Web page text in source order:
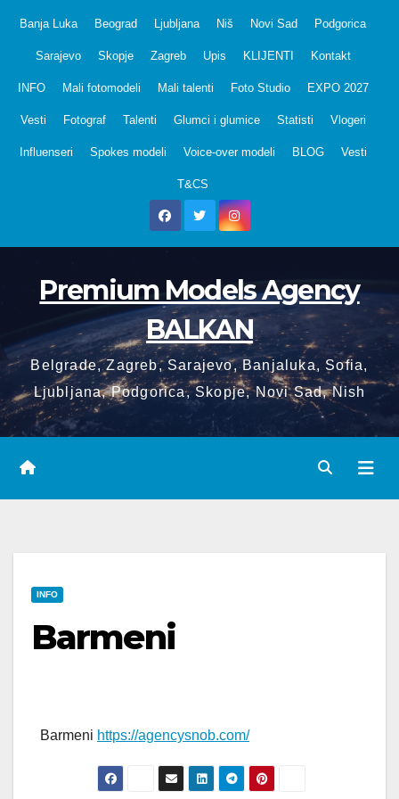
Banja Luka Beograd Ljubljana Niš Novi Sad Podgorica
Sarajevo Skopje Zagreb Upis KLIJENTI Kontakt
INFO Mali fotomodeli Mali talenti Foto Studio EXPO 2027
Vesti Fotograf Talenti Glumci i glumice Statisti Vlogeri
Influenseri Spokes modeli Voice-over modeli BLOG Vesti
T&CS
Premium Models Agency
BALKAN
Belgrade, Zagreb, Sarajevo, Banjaluka, Sofia,
Ljubljana, Podgorica, Skopje, Novi Sad, Nish
INFO
Barmeni
Barmeni https://agencysnob.com/